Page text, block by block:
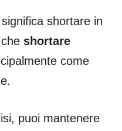
shortare in
shortare
come
puoi mantenere